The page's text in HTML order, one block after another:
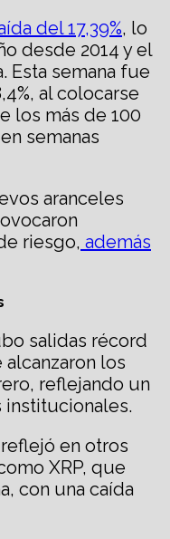
del 17,39%, lo
desde 2014 y el
Esta semana fue
al colocarse
los más de 100
semanas
aranceles
riesgo, además
salidas récord
los
reflejando un
en otros
XRP, que
con una caída